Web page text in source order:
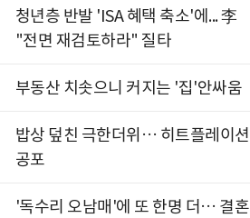
청년층 반발 'ISA 혜택 축소'에... 李
"전면 재검토하라" 질타
부동산 치솟으니 커지는 '집'안싸움
밥상 덮친 극한더위… 히트플레이션
공포
'독수리 오남매'에 또 한명 더… 결혼